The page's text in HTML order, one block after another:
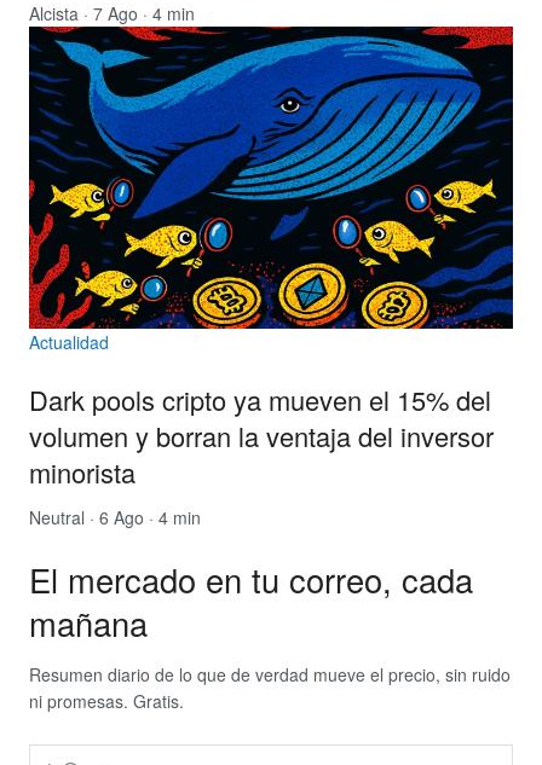
Alcista · 7 Ago · 4 min
Actualidad
Dark pools cripto ya mueven el 15% del
volumen y borran la ventaja del inversor
minorista
Neutral · 6 Ago · 4 min
El mercado en tu correo, cada
mañana
Resumen diario de lo que de verdad mueve el precio, sin ruido
ni promesas. Gratis.